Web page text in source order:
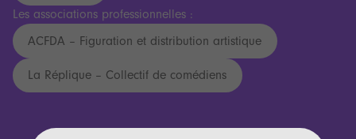
Les associations professionnelles :
ACFDA – Figuration et distribution artistique
La Réplique – Collectif de comédiens